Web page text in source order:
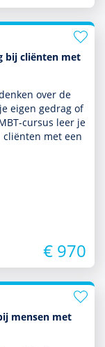
bij cliënten met
over de
eigen gedrag of
cursus leer je
met een
€ 970
mensen met